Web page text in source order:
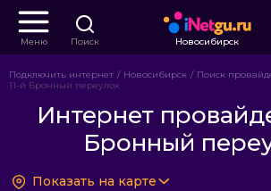
Меню Поиск Новосибирск
Подключить интернет Новосибирск
Поиск
11-й Бронный переулок
Интернет
Бронный
Показать на карте